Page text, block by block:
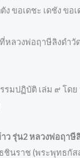
ขอเดชะ เดชัง ขอ
หลวงพ่อฤาษีลิงดำวั
รมปฏิบัติ เล่ม ๙ โดย
ว รุ่น2 หลวงพ่อฤาษี
นราช (พระพุทธกัส